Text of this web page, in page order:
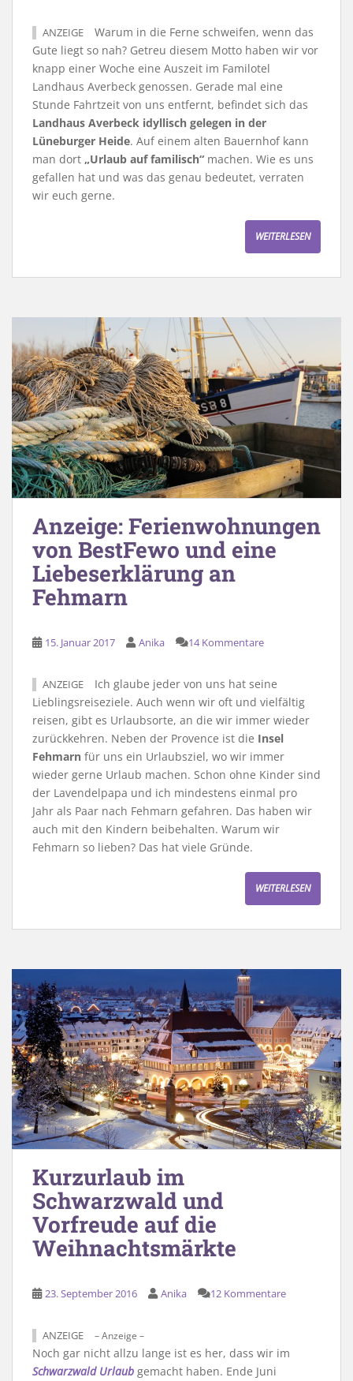
ANZEIGE
Warum in die Ferne schweifen, wenn das
Gute liegt so nah? Getreu diesem Motto haben wir vor
knapp einer Woche eine Auszeit im Familotel
Landhaus Averbeck genossen. Gerade mal eine
Stunde Fahrtzeit von uns entfernt, befindet sich das
Landhaus Averbeck idyllisch gelegen in der
Lüneburger Heide. Auf einem alten Bauernhof kann
man dort „Urlaub auf familisch“ machen. Wie es uns
gefallen hat und was das genau bedeutet, verraten
wir euch gerne.
WEITERLESEN
Anzeige: Ferienwohnungen
von BestFewo und eine
Liebeserklärung an
Fehmarn
15. Januar 2017 Anika 14 Kommentare
ANZEIGE
Ich glaube jeder von uns hat seine
Lieblingsreiseziele. Auch wenn wir oft und vielfältig
reisen, gibt es Urlaubsorte, an die wir immer wieder
zurückkehren. Neben der Provence ist die Insel
Fehmarn für uns ein Urlaubsziel, wo wir immer
wieder gerne Urlaub machen. Schon ohne Kinder sind
der Lavendelpapa und ich mindestens einmal pro
Jahr als Paar nach Fehmarn gefahren. Das haben wir
auch mit den Kindern beibehalten. Warum wir
Fehmarn so lieben? Das hat viele Gründe.
WEITERLESEN
Kurzurlaub im
Schwarzwald und
Vorfreude auf die
Weihnachtsmärkte
23. September 2016 Anika 12 Kommentare
ANZEIGE – Anzeige –
Noch gar nicht allzu lange ist es her, dass wir im
Schwarzwald Urlaub gemacht haben. Ende Juni